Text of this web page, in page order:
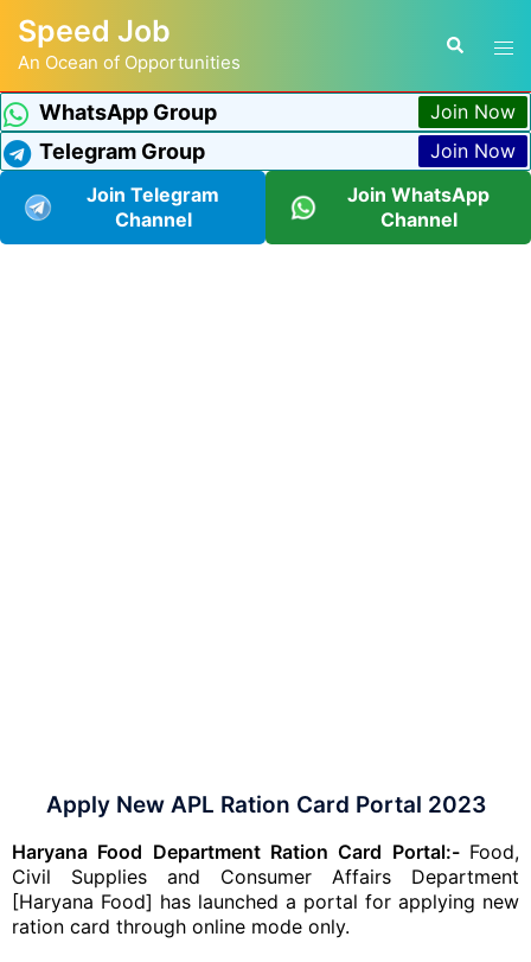
Speed Job
An Ocean of Opportunities
WhatsApp Group Join Now
Telegram Group
Join Now
Join Telegram
Channel
Join WhatsApp
Channel
Apply New APL Ration Card Portal 2023
Haryana Food Department Ration Card Portal:- Food,
Civil Supplies and Consumer Affairs Department
[Haryana Food] has launched a portal for applying new
ration card through online mode only.